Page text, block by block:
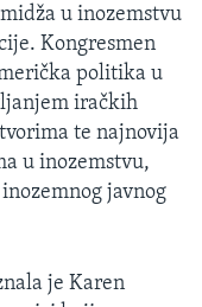
u inozemstvu
Kongresmen
politika u
iračkih
te najnovija
u inozemstvu,
javnog
je Karen